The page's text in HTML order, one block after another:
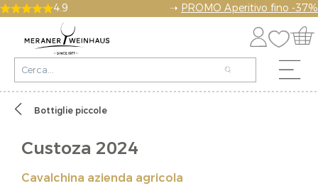
4.9 ➝ PROMO Aperitivo fino -37%
Bottiglie piccole
Custoza 2024
Cavalchina azienda agricola